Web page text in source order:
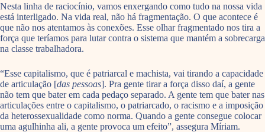
Nesta linha de raciocínio, vamos enxergando como tudo na nossa vida
está interligado. Na vida real, não há fragmentação. O que acontece é
que não nos atentamos às conexões. Esse olhar fragmentado nos tira a
força que teríamos para lutar contra o sistema que mantém a sobrecarga
na classe trabalhadora.
“Esse capitalismo, que é patriarcal e machista, vai tirando a capacidade
de articulação [das pessoas]. Pra gente tirar a força disso daí, a gente
não tem que bater em cada pedaço separado. A gente tem que bater nas
articulações entre o capitalismo, o patriarcado, o racismo e a imposição
da heterossexualidade como norma. Quando a gente consegue colocar
uma agulhinha ali, a gente provoca um efeito”, assegura Míriam.